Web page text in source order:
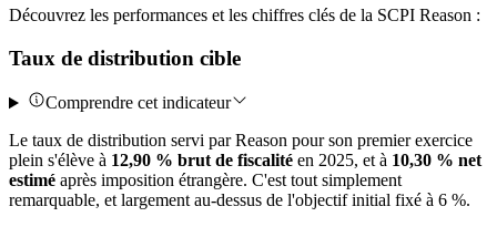
Découvrez les performances et les chiffres clés de la SCPI Reason :
Taux de distribution cible
Comprendre cet indicateur
Le taux de distribution servi par Reason pour son premier exercice
plein s'élève à 12,90 % brut de fiscalité en 2025, et à 10,30 % net
estimé après imposition étrangère. C'est tout simplement
remarquable, et largement au-dessus de l'objectif initial fixé à 6 %.